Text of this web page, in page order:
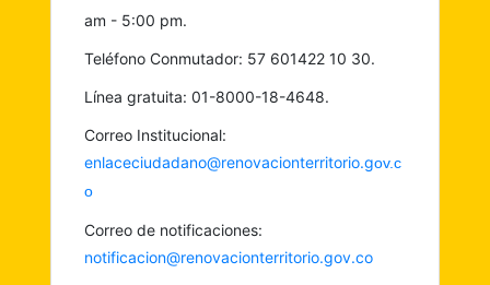
am - 5:00 pm.
Teléfono Conmutador: 57 601422 10 30.
Línea gratuita: 01-8000-18-4648.
Correo Institucional:
enlaceciudadano@renovacionterritorio.gov.c
o
Correo de notificaciones:
notificacion@renovacionterritorio.gov.co